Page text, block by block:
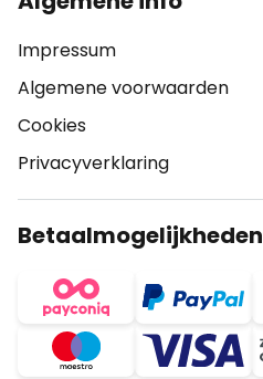
Impressum
Algemene voorwaarden
Cookies
Privacyverklaring
Betaalmogelijkheden